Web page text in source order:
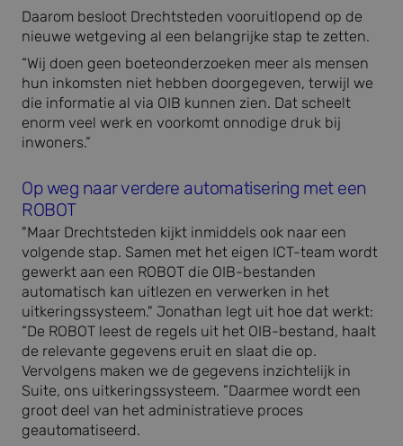
Daarom besloot Drechtsteden vooruitlopend op de
nieuwe wetgeving al een belangrijke stap te zetten.
“Wij doen geen boeteonderzoeken meer als mensen
hun inkomsten niet hebben doorgegeven, terwijl we
die informatie al via OIB kunnen zien. Dat scheelt
enorm veel werk en voorkomt onnodige druk bij
inwoners.”
Op weg naar verdere automatisering met een
ROBOT
"Maar Drechtsteden kijkt inmiddels ook naar een
volgende stap. Samen met het eigen ICT-team wordt
gewerkt aan een ROBOT die OIB-bestanden
automatisch kan uitlezen en verwerken in het
uitkeringssysteem." Jonathan legt uit hoe dat werkt:
“De ROBOT leest de regels uit het OIB-bestand, haalt
de relevante gegevens eruit en slaat die op.
Vervolgens maken we de gegevens inzichtelijk in
Suite, ons uitkeringssysteem. ”Daarmee wordt een
groot deel van het administratieve proces
geautomatiseerd.